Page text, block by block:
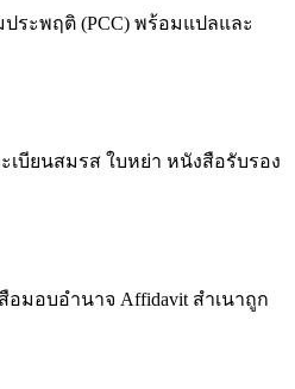
ระพฤติ (PCC) พร้อมแปลและ
เบียนสมรส ใบหย่า หนังสือรับรอง
มอบอำนาจ Affidavit สำเนาถูก